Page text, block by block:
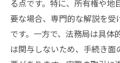
る点です。特に、所有権や
要な場合、専門的な解説を
です。一方で、法務局は具体
は関与しないため、手続き